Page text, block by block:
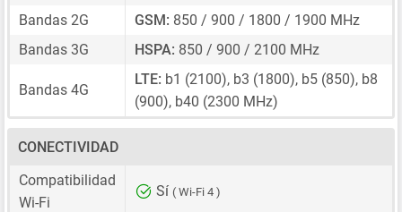
Bandas 2G GSM: 850 / 900 / 1800 / 1900 MHz
Bandas 3G
HSPA: 850 / 900 / 2100 MHz
Bandas 4G
LTE: b1 (2100), b3 (1800), b5 (850), b8
(900), b40 (2300 MHz)
CONECTIVIDAD
Compatibilidad
Wi-Fi
Sí ( Wi-Fi 4 )